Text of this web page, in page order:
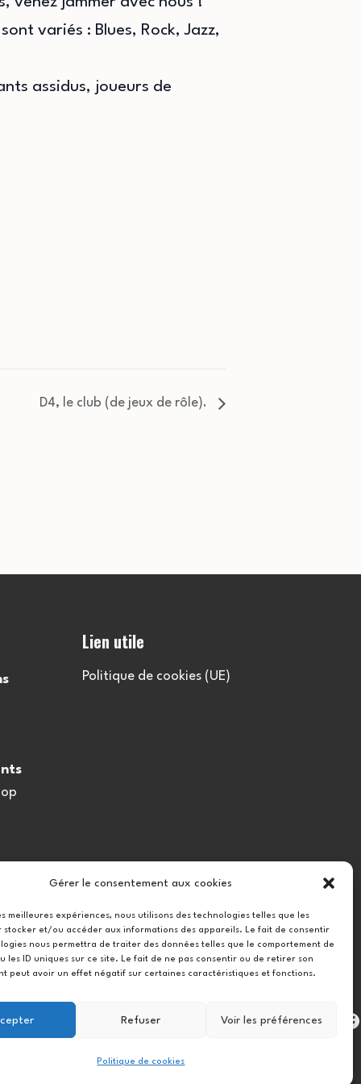
Gérer le consentement aux cookies
meilleures expériences, nous utilisons des technologies telles que les
stocker et/ou accéder aux informations des appareils. Le fait de consentir
nous permettra de traiter des données telles que le comportement de
les ID uniques sur ce site. Le fait de ne pas consentir ou de retirer son
peut avoir un effet négatif sur certaines caractéristiques et fonctions.
Refuser Voir les préférences
Politique de cookies
variés : Blues, Rock, Jazz,
assidus, joueurs de
D4, le club (de jeux de rôle).
Lien utile
Politique de cookies (UE)